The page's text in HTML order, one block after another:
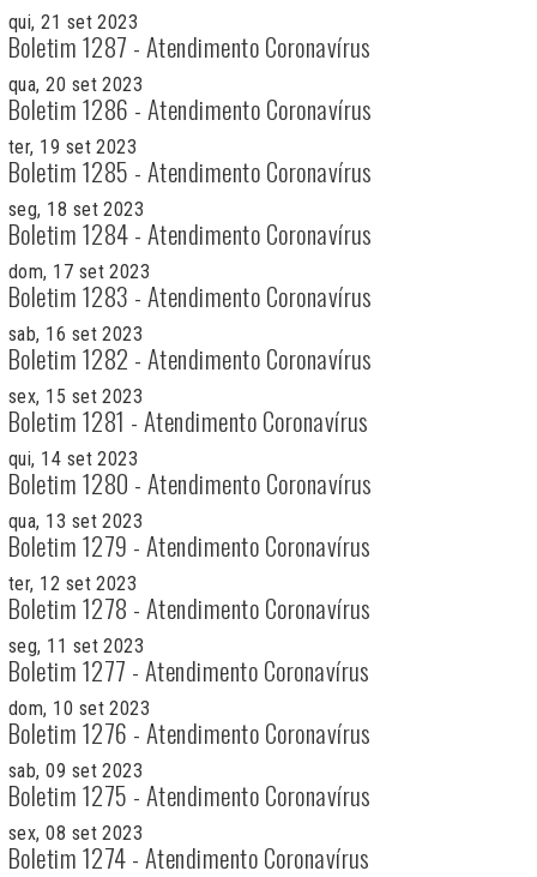
qui, 21 set 2023
Boletim 1287 - Atendimento Coronavírus
qua, 20 set 2023
Boletim 1286 - Atendimento Coronavírus
ter, 19 set 2023
Boletim 1285 - Atendimento Coronavírus
seg, 18 set 2023
Boletim 1284 - Atendimento Coronavírus
dom, 17 set 2023
Boletim 1283 - Atendimento Coronavírus
sab, 16 set 2023
Boletim 1282 - Atendimento Coronavírus
sex, 15 set 2023
Boletim 1281 - Atendimento Coronavírus
qui, 14 set 2023
Boletim 1280 - Atendimento Coronavírus
qua, 13 set 2023
Boletim 1279 - Atendimento Coronavírus
ter, 12 set 2023
Boletim 1278 - Atendimento Coronavírus
seg, 11 set 2023
Boletim 1277 - Atendimento Coronavírus
dom, 10 set 2023
Boletim 1276 - Atendimento Coronavírus
sab, 09 set 2023
Boletim 1275 - Atendimento Coronavírus
sex, 08 set 2023
Boletim 1274 - Atendimento Coronavírus